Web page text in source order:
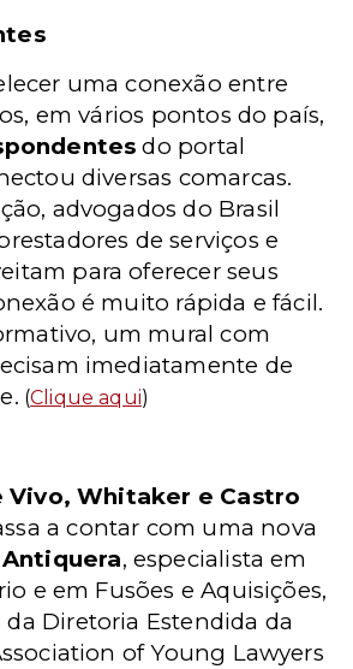
uma conexão entre
em vários pontos do país,
do portal
diversas comarcas.
advogados do Brasil
de serviços e
para oferecer seus
é muito rápida e fácil.
um mural com
imediatamente de
(Clique aqui)
Vivo, Whitaker e Castro
a contar com uma nova
, especialista em
e em Fusões e Aquisições,
Diretoria Estendida da
of Young Lawyers